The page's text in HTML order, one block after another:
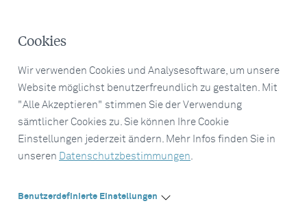
Cookies
Wir verwenden Cookies und Analysesoftware, um unsere
Website möglichst benutzerfreundlich zu gestalten. Mit
"Alle Akzeptieren" stimmen Sie der Verwendung
sämtlicher Cookies zu. Sie können Ihre Cookie
Einstellungen jederzeit ändern. Mehr Infos finden Sie in
unseren Datenschutzbestimmungen.
Benutzerdefinierte Einstellungen